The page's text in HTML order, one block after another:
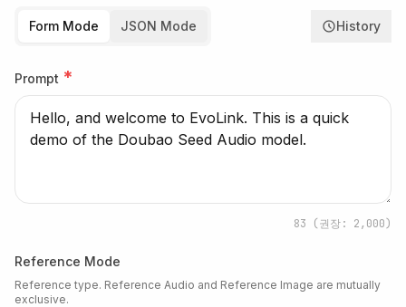
Form Mode JSON Mode History
Prompt *
83 (권장: 2,000)
Reference Mode
Reference type. Reference Audio and Reference Image are mutually
exclusive.